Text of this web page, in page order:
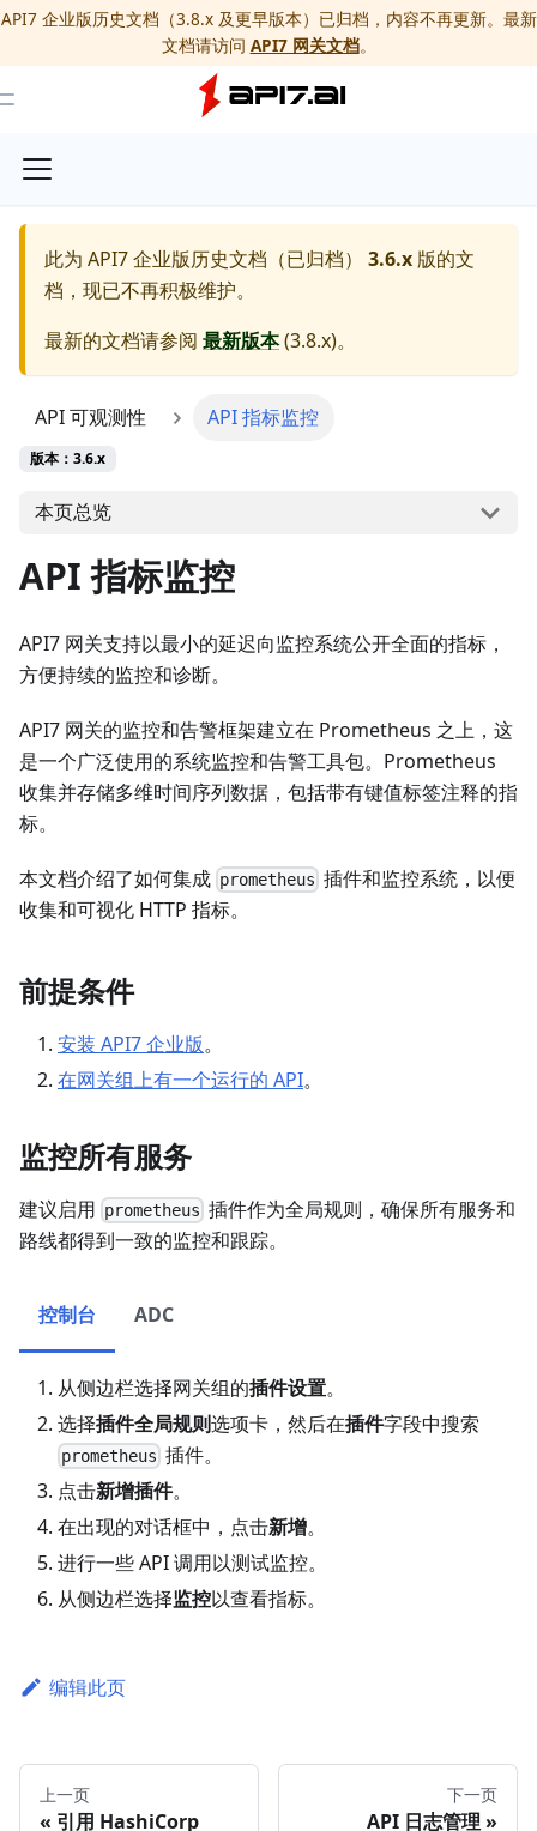
API7 企业版历史文档（3.8.x 及更早版本）已归档，内容不再更新。最新
文档请访问 API7 网关文档。
Toggle Menu
此为 API7 企业版历史文档（已归档） 3.6.x 版的文
档，现已不再积极维护。
最新的文档请参阅 最新版本(3.8.x)。
API 可观测性 API 指标监控
版本：3.6.x
本页总览
API 指标监控
API7 网关支持以最小的延迟向监控系统公开全面的指标，
方便持续的监控和诊断。
API7 网关的监控和告警框架建立在 Prometheus 之上，这
是一个广泛使用的系统监控和告警工具包。Prometheus
收集并存储多维时间序列数据，包括带有键值标签注释的指
标。
本文档介绍了如何集成 prometheus 插件和监控系统，以便
收集和可视化 HTTP 指标。
前提条件
安装 API7 企业版。
在网关组上有一个运行的 API。
监控所有服务
建议启用 prometheus 插件作为全局规则，确保所有服务和
路线都得到一致的监控和跟踪。
控制台 ADC
从侧边栏选择网关组的插件设置。
选择插件全局规则选项卡，然后在插件字段中搜索
prometheus 插件。
点击新增插件。
在出现的对话框中，点击新增。
进行一些 API 调用以测试监控。
从侧边栏选择监控以查看指标。
编辑此页
上一页
引用 HashiCorp
下一页
API 日志管理